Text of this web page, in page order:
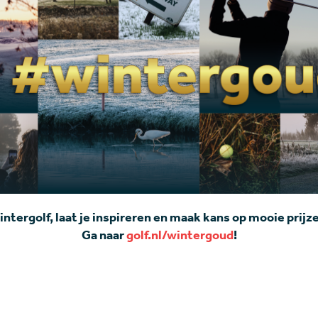
laat je inspireren en maak kans op mooie
Ga naargolf.nl/wintergoud!